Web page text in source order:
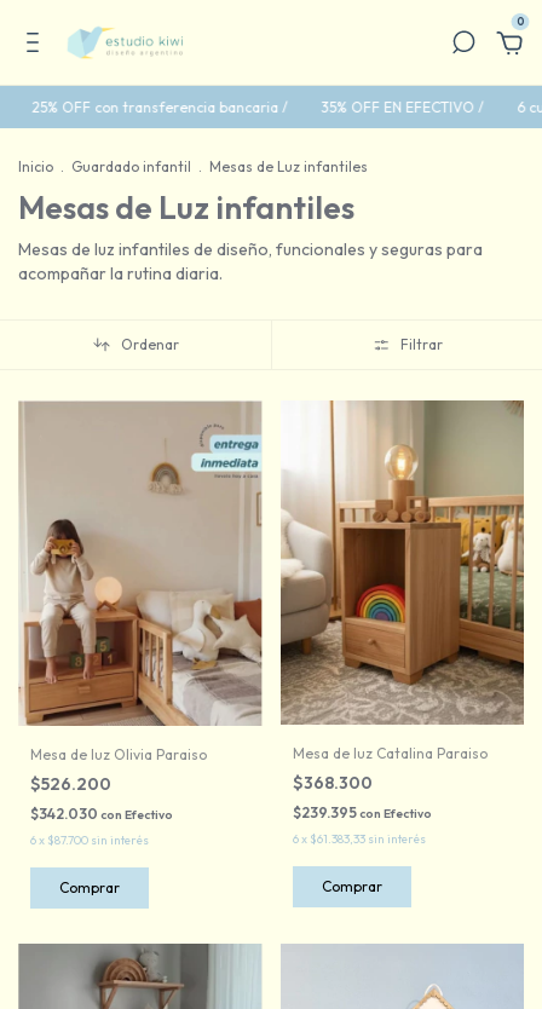
0
OFF con transferencia bancaria / 35% OFF EN EFECTIVO / 6 cuotas
Inicio . Guardado infantil . Mesas de Luz infantiles
Mesas de Luz infantiles
Mesas de luz infantiles de diseño, funcionales y seguras para
acompañar la rutina diaria.
Ordenar Filtrar
Mesa de luz Olivia Paraiso
$526.200
$342.030 con Efectivo
6x $87.700 sin interés
Mesa de luz Catalina Paraiso
$368.300
$239.395con Efectivo
6x $61.383,33 sin interés
Comprar